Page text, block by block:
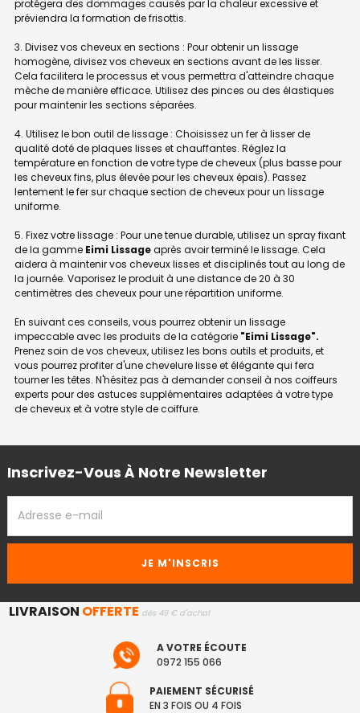
protégera des dommages causés par la chaleur excessive et
préviendra la formation de frisottis.
3. Divisez vos cheveux en sections : Pour obtenir un lissage
homogène, divisez vos cheveux en sections avant de les lisser.
Cela facilitera le processus et vous permettra d'atteindre chaque
mèche de manière efficace. Utilisez des pinces ou des élastiques
pour maintenir les sections séparées.
4. Utilisez le bon outil de lissage : Choisissez un fer à lisser de
qualité doté de plaques lisses et chauffantes. Réglez la
température en fonction de votre type de cheveux (plus basse pour
les cheveux fins, plus élevée pour les cheveux épais). Passez
lentement le fer sur chaque section de cheveux pour un lissage
uniforme.
5. Fixez votre lissage : Pour une tenue durable, utilisez un spray fixant
de la gamme Eimi Lissageaprès avoir terminé le lissage. Cela
aidera à maintenir vos cheveux lisses et disciplinés tout au long de
la journée. Vaporisez le produit à une distance de 20 à 30
centimètres des cheveux pour une répartition uniforme.
En suivant ces conseils, vous pourrez obtenir un lissage
impeccable avec les produits de la catégorie "Eimi Lissage".
Prenez soin de vos cheveux, utilisez les bons outils et produits, et
vous pourrez profiter d'une chevelure lisse et élégante qui fera
tourner les têtes. N'hésitez pas à demander conseil à nos coiffeurs
experts pour des astuces supplémentaires adaptées à votre type
de cheveux et à votre style de coiffure.
Inscrivez-Vous À Notre Newsletter
EMAIL
LIVRAISON OFFERTE dès 49 € d'achat
A VOTRE ÉCOUTE
0972 155 066
PAIEMENT SÉCURISÉ
EN 3 FOIS OU 4 FOIS